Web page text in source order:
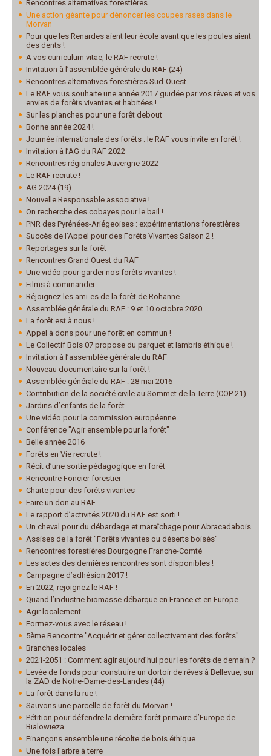
Rencontres alternatives forestières
Une action géante pour dénoncer les coupes rases dans le
Morvan
Pour que les Renardes aient leur école avant que les poules aient
des dents !
A vos curriculum vitae, le RAF recrute !
Invitation à l’assemblée générale du RAF (24)
Rencontres alternatives forestières Sud-Ouest
Le RAF vous souhaite une année 2017 guidée par vos rêves et vos
envies de forêts vivantes et habitées !
Sur les planches pour une forêt debout
Bonne année 2024 !
Journée internationale des forêts : le RAF vous invite en forêt !
Invitation à l’AG du RAF 2022
Rencontres régionales Auvergne 2022
Le RAF recrute !
AG 2024 (19)
Nouvelle Responsable associative !
On recherche des cobayes pour le bail !
PNR des Pyrénées-Ariégeoises : expérimentations forestières
Succès de l’Appel pour des Forêts Vivantes Saison 2 !
Reportages sur la forêt
Rencontres Grand Ouest du RAF
Une vidéo pour garder nos forêts vivantes !
Films à commander
Réjoignez les ami-es de la forêt de Rohanne
Assemblée générale du RAF : 9 et 10 octobre 2020
La forêt est à nous !
Appel à dons pour une forêt en commun !
Le Collectif Bois 07 propose du parquet et lambris éthique !
Invitation à l’assemblée générale du RAF
Nouveau documentaire sur la forêt !
Assemblée générale du RAF : 28 mai 2016
Contribution de la société civile au Sommet de la Terre (COP 21)
Jardins d’enfants de la forêt
Une vidéo pour la commission européenne
Conférence "Agir ensemble pour la forêt"
Belle année 2016
Forêts en Vie recrute !
Récit d’une sortie pédagogique en forêt
Rencontre Foncier forestier
Charte pour des forêts vivantes
Faire un don au RAF
Le rapport d’activités 2020 du RAF est sorti !
Un cheval pour du débardage et maraîchage pour Abracadabois
Assises de la forêt "Forêts vivantes ou déserts boisés"
Rencontres forestières Bourgogne Franche-Comté
Les actes des dernières rencontres sont disponibles !
Campagne d’adhésion 2017 !
En 2022, rejoignez le RAF !
Quand l’industrie biomasse débarque en France et en Europe
Agir localement
Formez-vous avec le réseau !
5ème Rencontre "Acquérir et gérer collectivement des forêts"
Branches locales
2021-2051 : Comment agir aujourd’hui pour les forêts de demain ?
Levée de fonds pour construire un dortoir de rêves à Bellevue, sur
la ZAD de Notre-Dame-des-Landes (44)
La forêt dans la rue !
Sauvons une parcelle de forêt du Morvan !
Pétition pour défendre la dernière forêt primaire d’Europe de
Bialowieza
Finançons ensemble une récolte de bois éthique
Une fois l’arbre à terre